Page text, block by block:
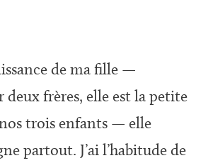
de ma fille —
deux frères, elle est la petite
trois enfants — elle
partout. J’ai l’habitude de